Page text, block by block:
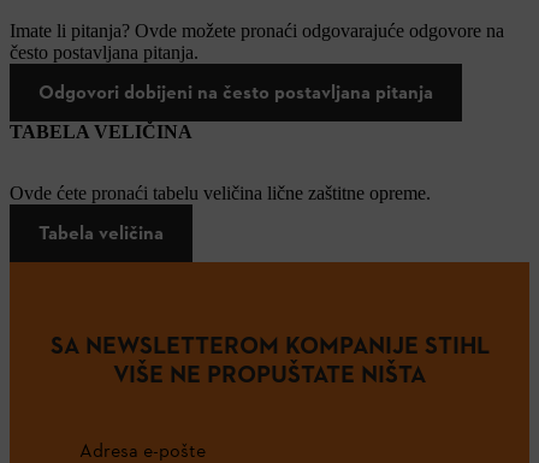
Imate li pitanja? Ovde možete pronaći odgovarajuće odgovore na
često postavljana pitanja.
Odgovori dobijeni na često postavljana pitanja
TABELA VELIČINA
Ovde ćete pronaći tabelu veličina lične zaštitne opreme.
Tabela veličina
SA NEWSLETTEROM KOMPANIJE STIHL
VIŠE NE PROPUŠTATE NIŠTA
Adresa e-pošte